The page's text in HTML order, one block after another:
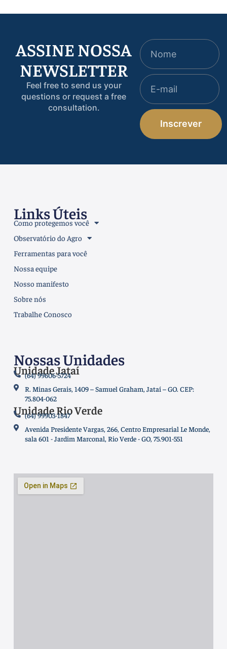
ASSINE NOSSA
NEWSLETTER
Feel free to send us your
questions or request a free
consultation.
Inscrever
Links Úteis
Como protegemos você
Observatório do Agro
Ferramentas para você
Nossa equipe
Nosso manifesto
Sobre nós
Trabalhe Conosco
Nossas Unidades
Unidade Jataí
(64) 99606-5724
R. Minas Gerais, 1409 – Samuel Graham, Jataí – GO. CEP:
75.804-062
Unidade Rio Verde
(64) 99903-1847
Avenida Presidente Vargas, 266, Centro Empresarial Le Monde,
sala 601 - Jardim Marconal, Rio Verde - GO, 75.901-551